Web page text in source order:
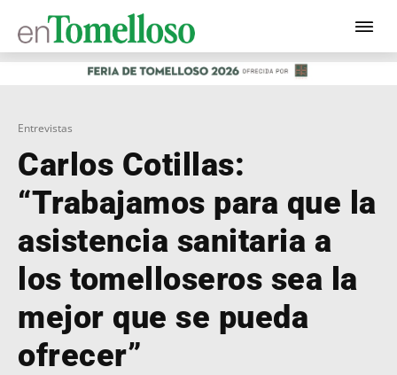
Entrevistas
Carlos Cotillas:
“Trabajamos para que la
asistencia sanitaria a
los tomelloseros sea la
mejor que se pueda
ofrecer”